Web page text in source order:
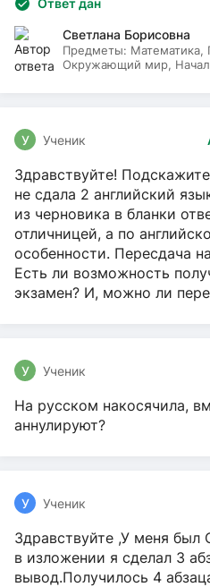
Ответ дан
Светлана Борисовна
Предметы: Математика,
Окружающий мир,
У Ученик
Здравствуйте!
не сдала 2 английский
из черновика в бланки
отличницей, а по
особенности. Пересдача
Есть ли возможность
экзамен? И, можно ли
У Ученик
На русском накосячила,
аннулируют?
У Ученик
Здравствуйте ,У меня был
в изложении я сделал 3
вывод.Получилось 4